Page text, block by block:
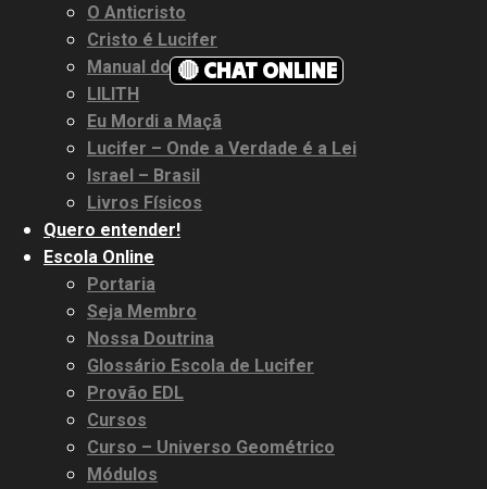
🔴 CHAT ONLINE
O Anticristo
Cristo é Lucifer
Manual do EU
LILITH
Eu Mordi a Maçã
Lucifer – Onde a Verdade é a Lei
Israel – Brasil
Livros Físicos
Quero entender!
Escola Online
Portaria
Seja Membro
Nossa Doutrina
Glossário Escola de Lucifer
Provão EDL
Cursos
Curso – Universo Geométrico
Módulos
20.03k
3.91k